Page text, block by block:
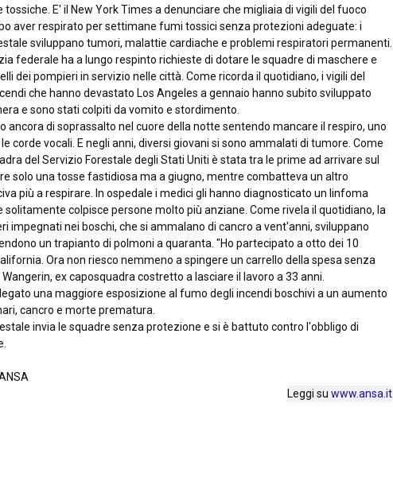
E' il New York Times a denunciare che migliaia di vigili del fuoco
aver respirato per settimane fumi tossici senza protezioni adeguate: i
sviluppano tumori, malattie cardiache e problemi respiratori permanenti.
federale ha a lungo respinto richieste di dotare le squadre di maschere e
dei pompieri in servizio nelle città. Come ricorda il quotidiano, i vigili del
che hanno devastato Los Angeles a gennaio hanno subito sviluppato
e sono stati colpiti da vomito e stordimento.
ancora di soprassalto nel cuore della notte sentendo mancare il respiro, uno
corde vocali. E negli anni, diversi giovani si sono ammalati di tumore. Come
del Servizio Forestale degli Stati Uniti è stata tra le prime ad arrivare sul
solo una tosse fastidiosa ma a giugno, mentre combatteva un altro
più a respirare. In ospedale i medici gli hanno diagnosticato un linfoma
colpisce persone molto più anziane. Come rivela il quotidiano, la
impegnati nei boschi, che si ammalano di cancro a vent'anni, sviluppano
un trapianto di polmoni a quaranta. "Ho partecipato a otto dei 10
Ora non riesco nemmeno a spingere un carrello della spesa senza
ex caposquadra costretto a lasciare il lavoro a 33 anni.
una maggiore esposizione al fumo degli incendi boschivi a un aumento
cancro e morte prematura.
invia le squadre senza protezione e si è battuto contro l'obbligo di
Leggi su www.ansa.it